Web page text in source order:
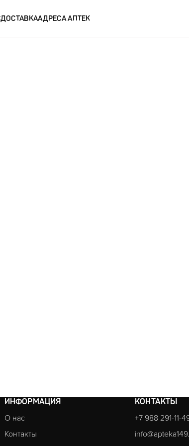
ДОСТАВКААДРЕСА АПТЕК
ИНФОРМАЦИЯ
О нас
Контакты
КОНТАКТЫ
+7 988 291-11-